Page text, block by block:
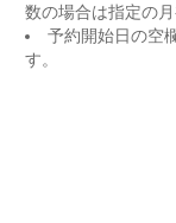
数の場合は指定の
予約開始日の空
す。